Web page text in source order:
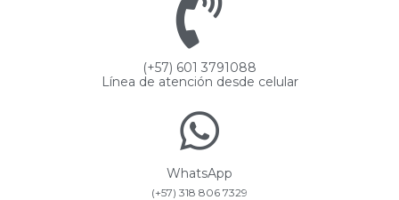
(+57) 601 3791088
Línea de atención desde celular
WhatsApp
(+57) 318 806 7329